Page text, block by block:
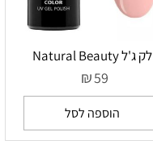
לק ג'ל Natural Beauty
₪59
הוספה לסל